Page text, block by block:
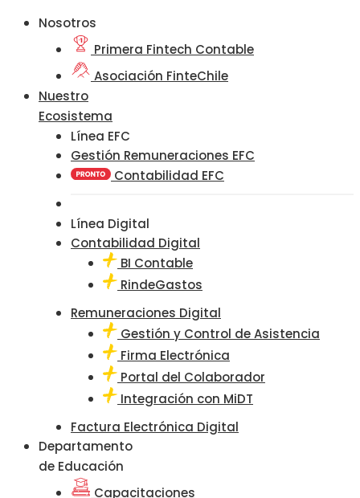
Nosotros
Primera Fintech Contable
Asociación FinteChile
Nuestro
Ecosistema
Línea EFC
Gestión Remuneraciones EFC
Contabilidad EFC
Línea Digital
Contabilidad Digital
BI Contable
RindeGastos
Remuneraciones Digital
Gestión y Control de Asistencia
Firma Electrónica
Portal del Colaborador
Integración con MiDT
Factura Electrónica Digital
Departamento
de Educación
Capacitaciones